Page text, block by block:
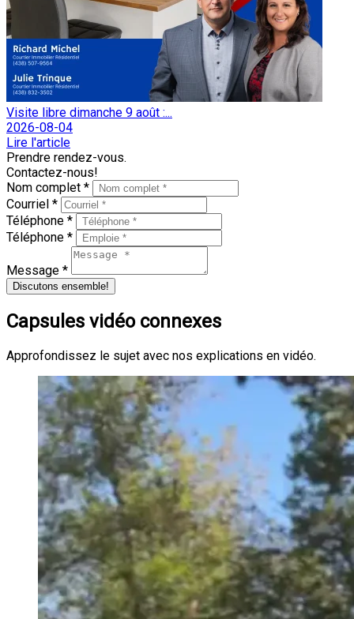
Visite libre dimanche 9 août :...
2026-08-04
Lire l'article
Prendre rendez-vous.
Contactez-nous!
Nom complet *
Courriel *
Téléphone *
Téléphone *
Message *
Discutons ensemble!
Capsules vidéo connexes
Approfondissez le sujet avec nos explications en vidéo.